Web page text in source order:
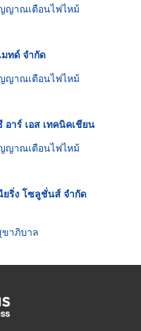
ญาณเตือนไฟไหม้
ทด์ จำกัด
ญาณเตือนไฟไหม้
าร์ เอส เทคนิคเชียน
ญาณเตือนไฟไหม้
ยริ่ง โซลูชั่นส์ จำกัด
าภิบาล